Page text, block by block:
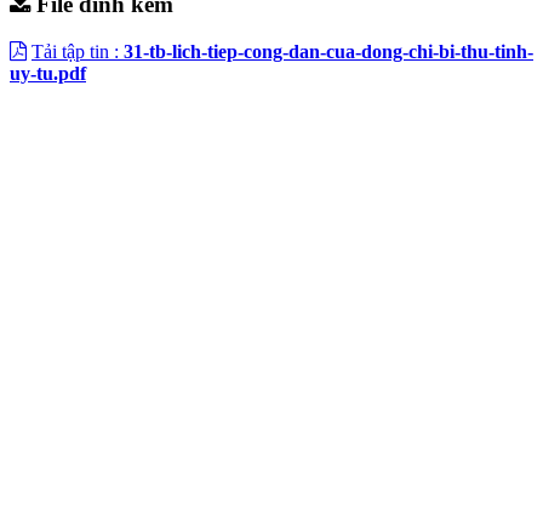
Tải tập tin : 31-tb-lich-tiep-cong-dan-cua-dong-chi-bi-thu-tinh-
uy-tu.pdf